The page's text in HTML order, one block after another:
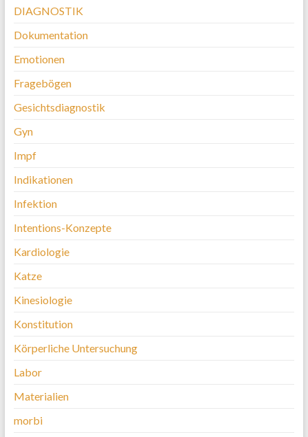
DIAGNOSTIK
Dokumentation
Emotionen
Fragebögen
Gesichtsdiagnostik
Gyn
Impf
Indikationen
Infektion
Intentions-Konzepte
Kardiologie
Katze
Kinesiologie
Konstitution
Körperliche Untersuchung
Labor
Materialien
morbi